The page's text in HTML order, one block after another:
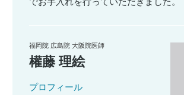
福岡院 広島院 大阪院医師
權藤 理絵
プロフィール